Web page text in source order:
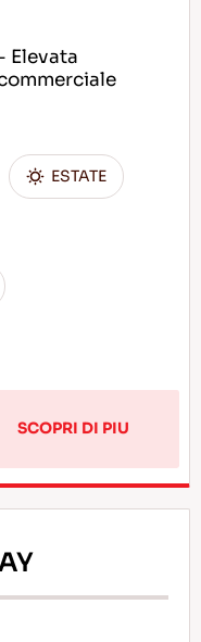
Elevata
ESTATE
SCOPRI DI PIU